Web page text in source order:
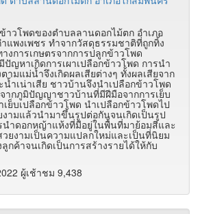
าวโพดของตำบลลานดอกไม้ตก อำเภอ
แพงเพชร ทำจากวัสดุธรรมชาติที่ถูกทิ้ง
างการเกษตรจากการปลูกข้าวโพด
ปัญหาเกิดการเผาเปลือกข้าวโพด การนำ
ามแม่น้ำจึงเกิดผลเสียต่างๆ ทั้งผลเสียจาก
ำเน่าเสีย ชาวบ้านจึงนำเปลือกข้าวโพด
ากภูมิปัญญาชาวบ้านที่มีฝีมือจากการเย็บ
ย็บเปลือกข้าวโพด นำเปลือกข้าวโพดไป
ามแล้วนำมาขึ้นรูปต่อกันจนเกิดเป็นรูป
นำดอกหญ้าแห้งที่มีอยู่ในพื้นที่มาย้อมสีและ
ยงามเป็นความแปลกใหม่และเป็นที่นิยม
กค้าจนเกิดเป็นการสร้างรายได้ให้กับ
ผู้เช้าชม 9,438